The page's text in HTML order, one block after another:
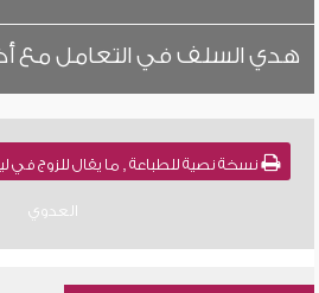
هدي السلف في التعامل مع
نسخة نصية للطباعة , ما يقال للزوج في
العدوي